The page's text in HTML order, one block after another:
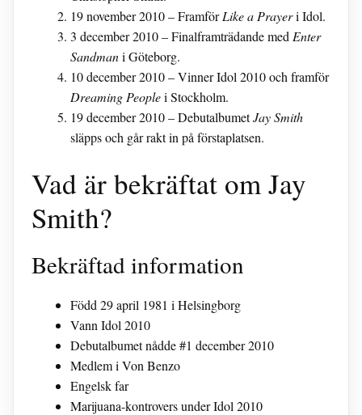
19 november 2010– FramförLike a Prayeri Idol.
3 december 2010– Finalframträdande med Enter
Sandmani Göteborg.
10 december 2010– Vinner Idol 2010 och framför
Dreaming Peoplei Stockholm.
19 december 2010– DebutalbumetJay Smith
släpps och går rakt in på förstaplatsen.
Vad är bekräftat om Jay
Smith?
Bekräftad information
Född 29 april 1981 i Helsingborg
Vann Idol 2010
Debutalbumet nådde #1 december 2010
Medlem i Von Benzo
Engelsk far
Marijuana-kontrovers under Idol 2010